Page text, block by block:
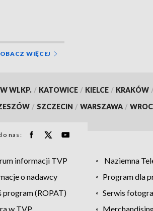
WIĘCEJ
WLKP. / KATOWICE / KIELCE / KRAKÓW
/ SZCZECIN / WARSZAWA /
nas:
informacji TVP Naziemna
o nadawcy
Program dla
program (ROPAT)
Serwis
w TVP